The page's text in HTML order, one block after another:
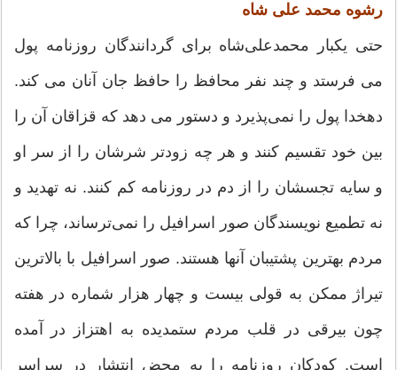
رشوه محمد علی شاه
حتی یکبار محمدعلی‌شاه برای گردانندگان روزنامه پول
می فرستد و چند نفر محافظ را حافظ جان آنان می کند.
دهخدا پول را نمی‌پذیرد و دستور می دهد که قزاقان آن را
بین خود تقسیم کنند و هر چه زودتر شرشان را از سر او
و سایه تجسشان را از دم در روزنامه کم کنند. نه تهدید و
نه تطمیع نویسندگان صور اسرافیل را نمی‌ترساند، چرا که
مردم بهترین پشتیبان آنها هستند. صور اسرافیل با بالاترین
تیراژ ممکن به قولی بیست و چهار هزار شماره در هفته
چون بیرقی در قلب مردم ستمدیده به اهتزاز در آمده
است. کودکان روزنامه را به محض انتشار در سراسر